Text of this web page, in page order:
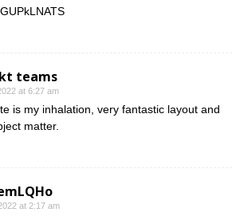
teams
at 6:27 am
is my inhalation, very fantastic layout and
matter.
at 2:17 am